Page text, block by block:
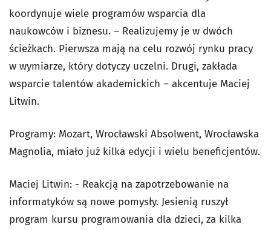
koordynuje wiele programów wsparcia dla
naukowców i biznesu. – Realizujemy je w dwóch
ścieżkach. Pierwsza mają na celu rozwój rynku pracy
w wymiarze, który dotyczy uczelni. Drugi, zakłada
wsparcie talentów akademickich – akcentuje Maciej
Litwin.
Programy: Mozart, Wrocławski Absolwent, Wrocławska
Magnolia, miało już kilka edycji i wielu beneficjentów.
Maciej Litwin: - Reakcją na zapotrzebowanie na
informatyków są nowe pomysły. Jesienią ruszył
program kursu programowania dla dzieci, za kilka